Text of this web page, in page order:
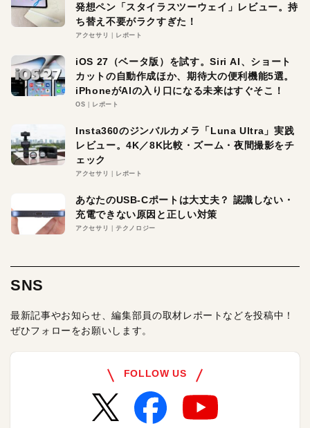
発想ペン「スタイラスツーウェイ」レビュー。持
ち替え不要がラクすぎた！
アクセサリ レポート
iOS 27（ベータ版）を試す。Siri AI、ショート
カットの自動作成ほか、期待大の便利機能5選。
iPhoneがAIの入り口になる未来はすぐそこ！
OS レポート
Insta360のジンバルカメラ「Luna Ultra」実践
レビュー。4K／8K比較・ズーム・夜間撮影をチ
ェック
アクセサリ レポート
あなたのUSB-Cポートは大丈夫？ 認識しない・
充電できない原因と正しい対策
アクセサリ テクノロジー
SNS
最新記事やお知らせ、編集部員の取材レポートなどを投稿中！
ぜひフォローをお願いします。
FOLLOW US